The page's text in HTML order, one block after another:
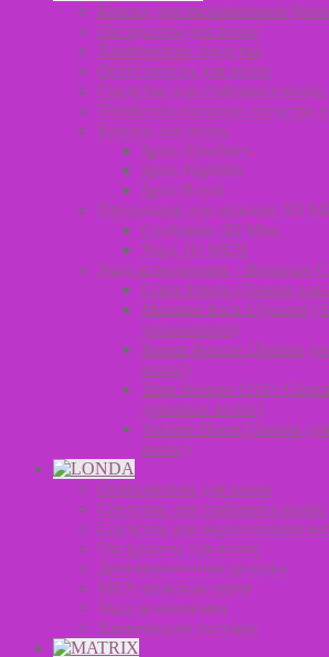
Краска для окрашивания
Оксиданты для волос
Химические средства
Осветлители для волос
Средства для стайлинга волос
Профессиональные средства
Краски для волос
Igora Absolutes
Igora Highlifts
Igora Royal
Продукция для мужчин 3D
Стайлинг 3D Men
Уход 3D MEN
Уход за волосами – Bonacure
Color Freeze (Линия для
Moisture Kick Glycerol
увлажнения)
Repair Rescue (Линия
волос)
Time Restore Q10+
длинных волос)
Volume Boost (Линия
волос)
Осветлители для волос
Средства для стайлинга волос
Средства для окрашивания
Оксиданты для волос
Долговременная укладка
MEN мужская серия
Уход за волосами
Химические составы